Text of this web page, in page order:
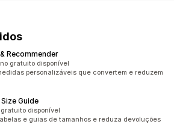
Recommender
todo
gratuito disponível
personalizáveis que convertem e reduzem
Guide
todo
gratuito disponível
e guias de tamanhos e reduza devoluções